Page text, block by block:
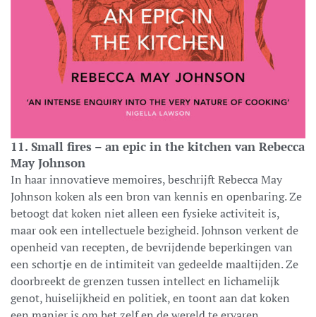
11. Small fires – an epic in the kitchen van Rebecca
May Johnson
In haar innovatieve memoires, beschrijft Rebecca May
Johnson koken als een bron van kennis en openbaring. Ze
betoogt dat koken niet alleen een fysieke activiteit is,
maar ook een intellectuele bezigheid. Johnson verkent de
openheid van recepten, de bevrijdende beperkingen van
een schortje en de intimiteit van gedeelde maaltijden. Ze
doorbreekt de grenzen tussen intellect en lichamelijk
genot, huiselijkheid en politiek, en toont aan dat koken